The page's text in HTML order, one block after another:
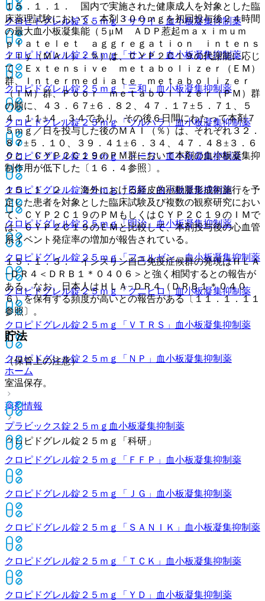
クロピドグレル錠２５ｍｇ「サワイ」 血小板凝集抑制薬
クロピドグレル錠２５ｍｇ「サンド」 血小板凝集抑制薬
クロピドグレル錠２５ｍｇ「三和」 血小板凝集抑制薬
クロピドグレル錠２５ｍｇ「ツルハラ」血小板凝集抑制薬
クロピドグレル錠２５ｍｇ「トーワ」血小板凝集抑制薬
クロピドグレル錠２５ｍｇ「日新」血小板凝集抑制薬
クロピドグレル錠２５ｍｇ「明治」 血小板凝集抑制薬
クロピドグレル錠２５ｍｇ「フェルゼン」血小板凝集抑制薬
クロピドグレル錠２５ｍｇ「クニヒロ」血小板凝集抑制薬
クロピドグレル錠２５ｍｇ「ＶＴＲＳ」 血小板凝集抑制薬
クロピドグレル錠２５ｍｇ「ＮＰ」
血小板凝集抑制薬
ホーム
薬剤情報
クロピドグレル錠２５ｍｇ「科研」
１５．１．１． 国内で実施された健康成人を対象とした臨
床薬理試験において、本剤３００ｍｇを初回投与後２４時間
の最大血小板凝集能（５μＭ ＡＤＰ惹起ｍａｘｉｍｕｍ
ｐｌａｔｅｌｅｔ ａｇｇｒｅｇａｔｉｏｎ ｉｎｔｅｎｓ
ｉｔｙ（ＭＡＩ）：％）は、ＣＹＰ２Ｃ１９の代謝能に応じ
て、Ｅｘｔｅｎｓｉｖｅ ｍｅｔａｂｏｌｉｚｅｒ（ＥＭ）
群、Ｉｎｔｅｒｍｅｄｉａｔｅ ｍｅｔａｂｏｌｉｚｅｒ
（ＩＭ）群、Ｐｏｏｒ ｍｅｔａｂｏｌｉｚｅｒ（ＰＭ）群
の順に、４３．６７±６．８２、４７．１７±５．７１、５
４．１１±４．３４であり、その後６日間にわたって本剤７
５ｍｇ／日を投与した後のＭＡＩ（％）は、それぞれ３２．
８７±５．１０、３９．４１±６．３４、４７．４８±３．６
０と、ＣＹＰ２Ｃ１９のＰＭ群において本剤の血小板凝集抑
制作用が低下した〔１６．４参照〕。
１５．１．２． 海外における経皮的冠動脈形成術施行を予
定した患者を対象とした臨床試験及び複数の観察研究におい
て、ＣＹＰ２Ｃ１９のＰＭもしくはＣＹＰ２Ｃ１９のＩＭで
は、ＣＹＰ２Ｃ１９のＥＭと比較して、本剤投与後の心血管
系イベント発症率の増加が報告されている。
１５．１．３． インスリン自己免疫症候群の発現はＨＬＡ
−ＤＲ４＜ＤＲＢ１＊０４０６＞と強く相関するとの報告が
ある。なお、日本人はＨＬＡ−ＤＲ４（ＤＲＢ１＊０４０
６）を保有する頻度が高いとの報告がある〔１１．１．１１
参照〕。
貯法
（保管上の注意）
室温保存。
プラビックス錠２５ｍｇ 血小板凝集抑制薬
クロピドグレル錠２５ｍｇ「ＦＦＰ」 血小板凝集抑制薬
クロピドグレル錠２５ｍｇ「ＪＧ」 血小板凝集抑制薬
クロピドグレル錠２５ｍｇ「ＳＡＮＩＫ」 血小板凝集抑制薬
クロピドグレル錠２５ｍｇ「ＴＣＫ」 血小板凝集抑制薬
クロピドグレル錠２５ｍｇ「ＹＤ」 血小板凝集抑制薬